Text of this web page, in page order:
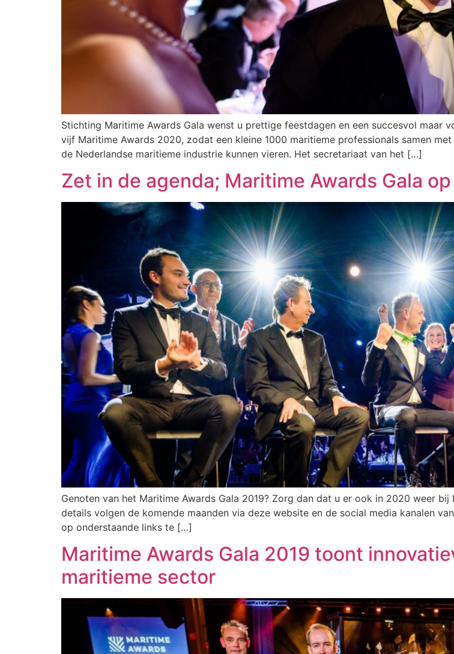
Stichting Maritime Awards Gala wenst u prettige feestdagen en een succesvol
vijf Maritime Awards 2020, zodat een kleine 1000 maritieme professionals samen
de Nederlandse maritieme industrie kunnen vieren. Het secretariaat van het […]
Zet in de agenda; Maritime Awards Gala
Genoten van het Maritime Awards Gala 2019? Zorg dan dat u er ook in 2020 weer
details volgen de komende maanden via deze website en de social media kanalen
op onderstaande links te […]
Maritime Awards Gala 2019 toont
maritieme sector